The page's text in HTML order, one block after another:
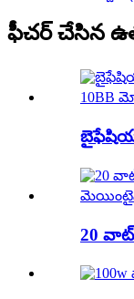
ఫీచర్ చేసిన
20